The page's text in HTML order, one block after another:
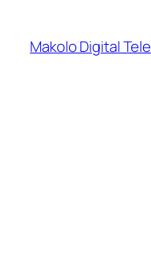
Makolo Digital